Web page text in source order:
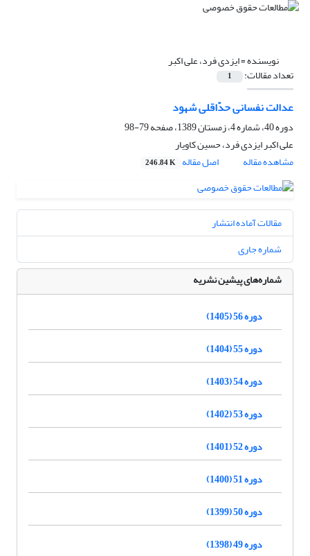
نویسنده =ایزدی فرد، علی اکبر
تعداد مقالات: 1
عدالت نفسانی حدّاقلی شهود
دوره 40، شماره 4، زمستان 1389، صفحه
79-98
علی اکبر ایزدی فرد، حسین کاویار
مشاهده مقاله
اصل مقاله 246.84 K
مقالات آماده انتشار
شماره جاری
شماره‌های پیشین نشریه
دوره 56 (1405)
دوره 55 (1404)
دوره 54 (1403)
دوره 53 (1402)
دوره 52 (1401)
دوره 51 (1400)
دوره 50 (1399)
دوره 49 (1398)